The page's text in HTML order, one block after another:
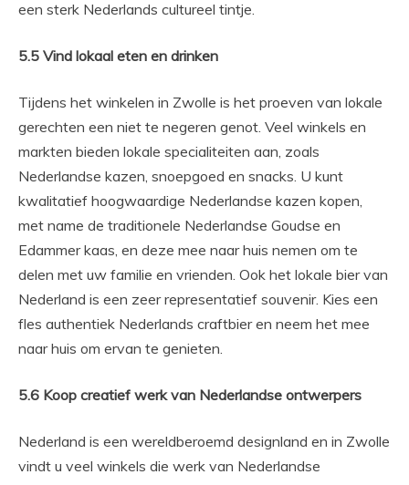
een sterk Nederlands cultureel tintje.
5.5 Vind lokaal eten en drinken
Tijdens het winkelen in Zwolle is het proeven van lokale
gerechten een niet te negeren genot. Veel winkels en
markten bieden lokale specialiteiten aan, zoals
Nederlandse kazen, snoepgoed en snacks. U kunt
kwalitatief hoogwaardige Nederlandse kazen kopen,
met name de traditionele Nederlandse Goudse en
Edammer kaas, en deze mee naar huis nemen om te
delen met uw familie en vrienden. Ook het lokale bier van
Nederland is een zeer representatief souvenir. Kies een
fles authentiek Nederlands craftbier en neem het mee
naar huis om ervan te genieten.
5.6 Koop creatief werk van Nederlandse ontwerpers
Nederland is een wereldberoemd designland en in Zwolle
vindt u veel winkels die werk van Nederlandse